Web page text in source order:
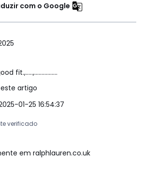
com o Google
fit.,.....,................
artigo
01-25 16:54:37
verificado
em ralphlauren.co.uk